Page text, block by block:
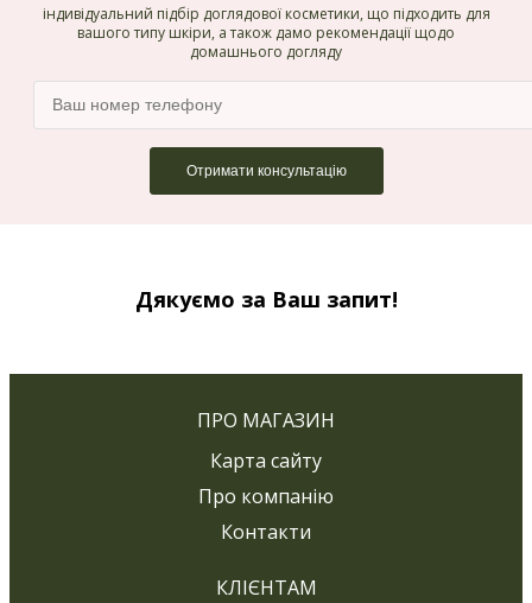
індивідуальний підбір доглядової косметики, що підходить для
вашого типу шкіри, а також дамо рекомендації щодо
домашнього догляду
Дякуємо за Ваш запит!
ПРО МАГАЗИН
Карта сайту
Про компанію
Контакти
КЛІЄНТАМ